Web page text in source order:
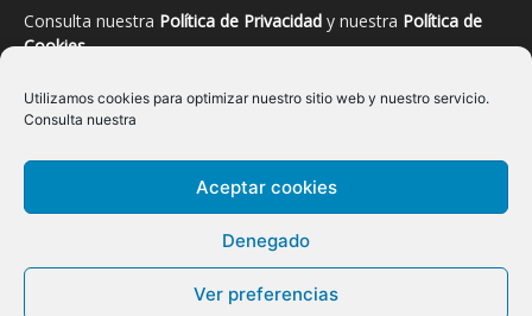
Utilizamos cookies para optimizar nuestro sitio web y nuestro servicio.
Consulta nuestra
Aceptar cookies
Denegado
Ver preferencias
Consulta nuestra Política de Privacidad y nuestra Política de
Cookies.
Belmonte de Miranda Boal
Ibias
San Tirso de Abres
Villanueva de Oscos Villayón